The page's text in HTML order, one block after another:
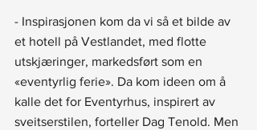
- Inspirasjonen kom da vi så et bilde av
et hotell på Vestlandet, med flotte
utskjæringer, markedsført som en
«eventyrlig ferie». Da kom ideen om å
kalle det for Eventyrhus, inspirert av
sveitserstilen, forteller Dag Tenold. Men